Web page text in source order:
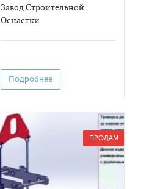
Завод Строительной
Оснастки
Подробнее
ПРОДАМ